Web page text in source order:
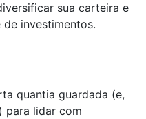
sua carteira e
investimentos.
quantia guardada (e,
para lidar com